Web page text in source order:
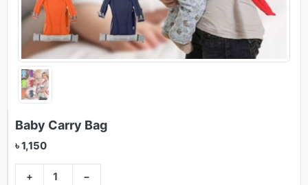
Baby Carry Bag
৳ 1,150
+ −